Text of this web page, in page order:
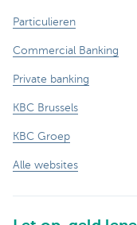
Particulieren
Commercial Banking
Private banking
KBC Brussels
KBC Groep
Alle websites